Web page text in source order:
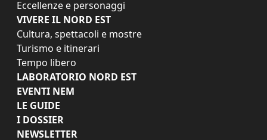
Eccellenze e personaggi
VIVERE IL NORD EST
Cultura, spettacoli e mostre
Turismo e itinerari
Tempo libero
LABORATORIO NORD EST
EVENTI NEM
LE GUIDE
I DOSSIER
NEWSLETTER